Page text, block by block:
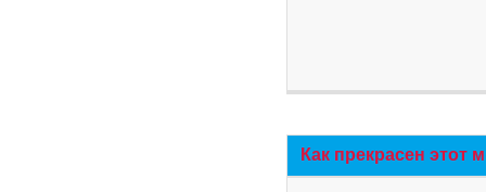
Как прекрасен этот